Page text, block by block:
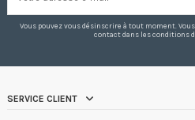
Vous pouvez vous désinscrire à tout moment.
contact dans les conditions
SERVICE CLIENT